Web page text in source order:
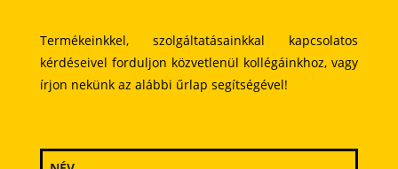
Termékeinkkel, szolgáltatásainkkal kapcsolatos
kérdéseivel forduljon közvetlenül kollégáinkhoz, vagy
írjon nekünk az alábbi űrlap segítségével!